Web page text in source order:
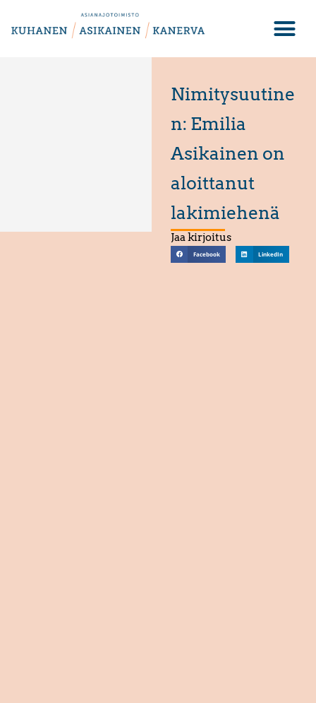
Nimitysuutine
n: Emilia
Asikainen on
aloittanut
lakimiehenä
Jaa kirjoitus
Facebook LinkedIn